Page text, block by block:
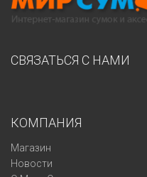
СВЯЗАТЬСЯ С НАМИ
КОМПАНИЯ
Магазин
Новости